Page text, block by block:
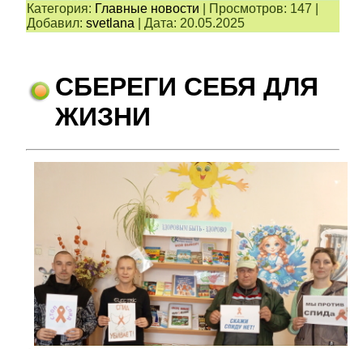
Категория: Главные новости Просмотров: 147
Добавил: svetlana |Дата: 20.05.2025
СБЕРЕГИ СЕБЯ ДЛЯ
ЖИЗНИ